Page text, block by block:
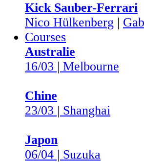
Kick Sauber-Ferrari
Nico Hülkenberg |
Courses
Australie
16/03 | Melbourne
Chine
23/03 | Shanghai
Japon
06/04 | Suzuka